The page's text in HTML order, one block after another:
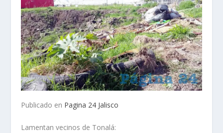
Publicado en Pagina 24 Jalisco
Lamentan vecinos de Tonalá: